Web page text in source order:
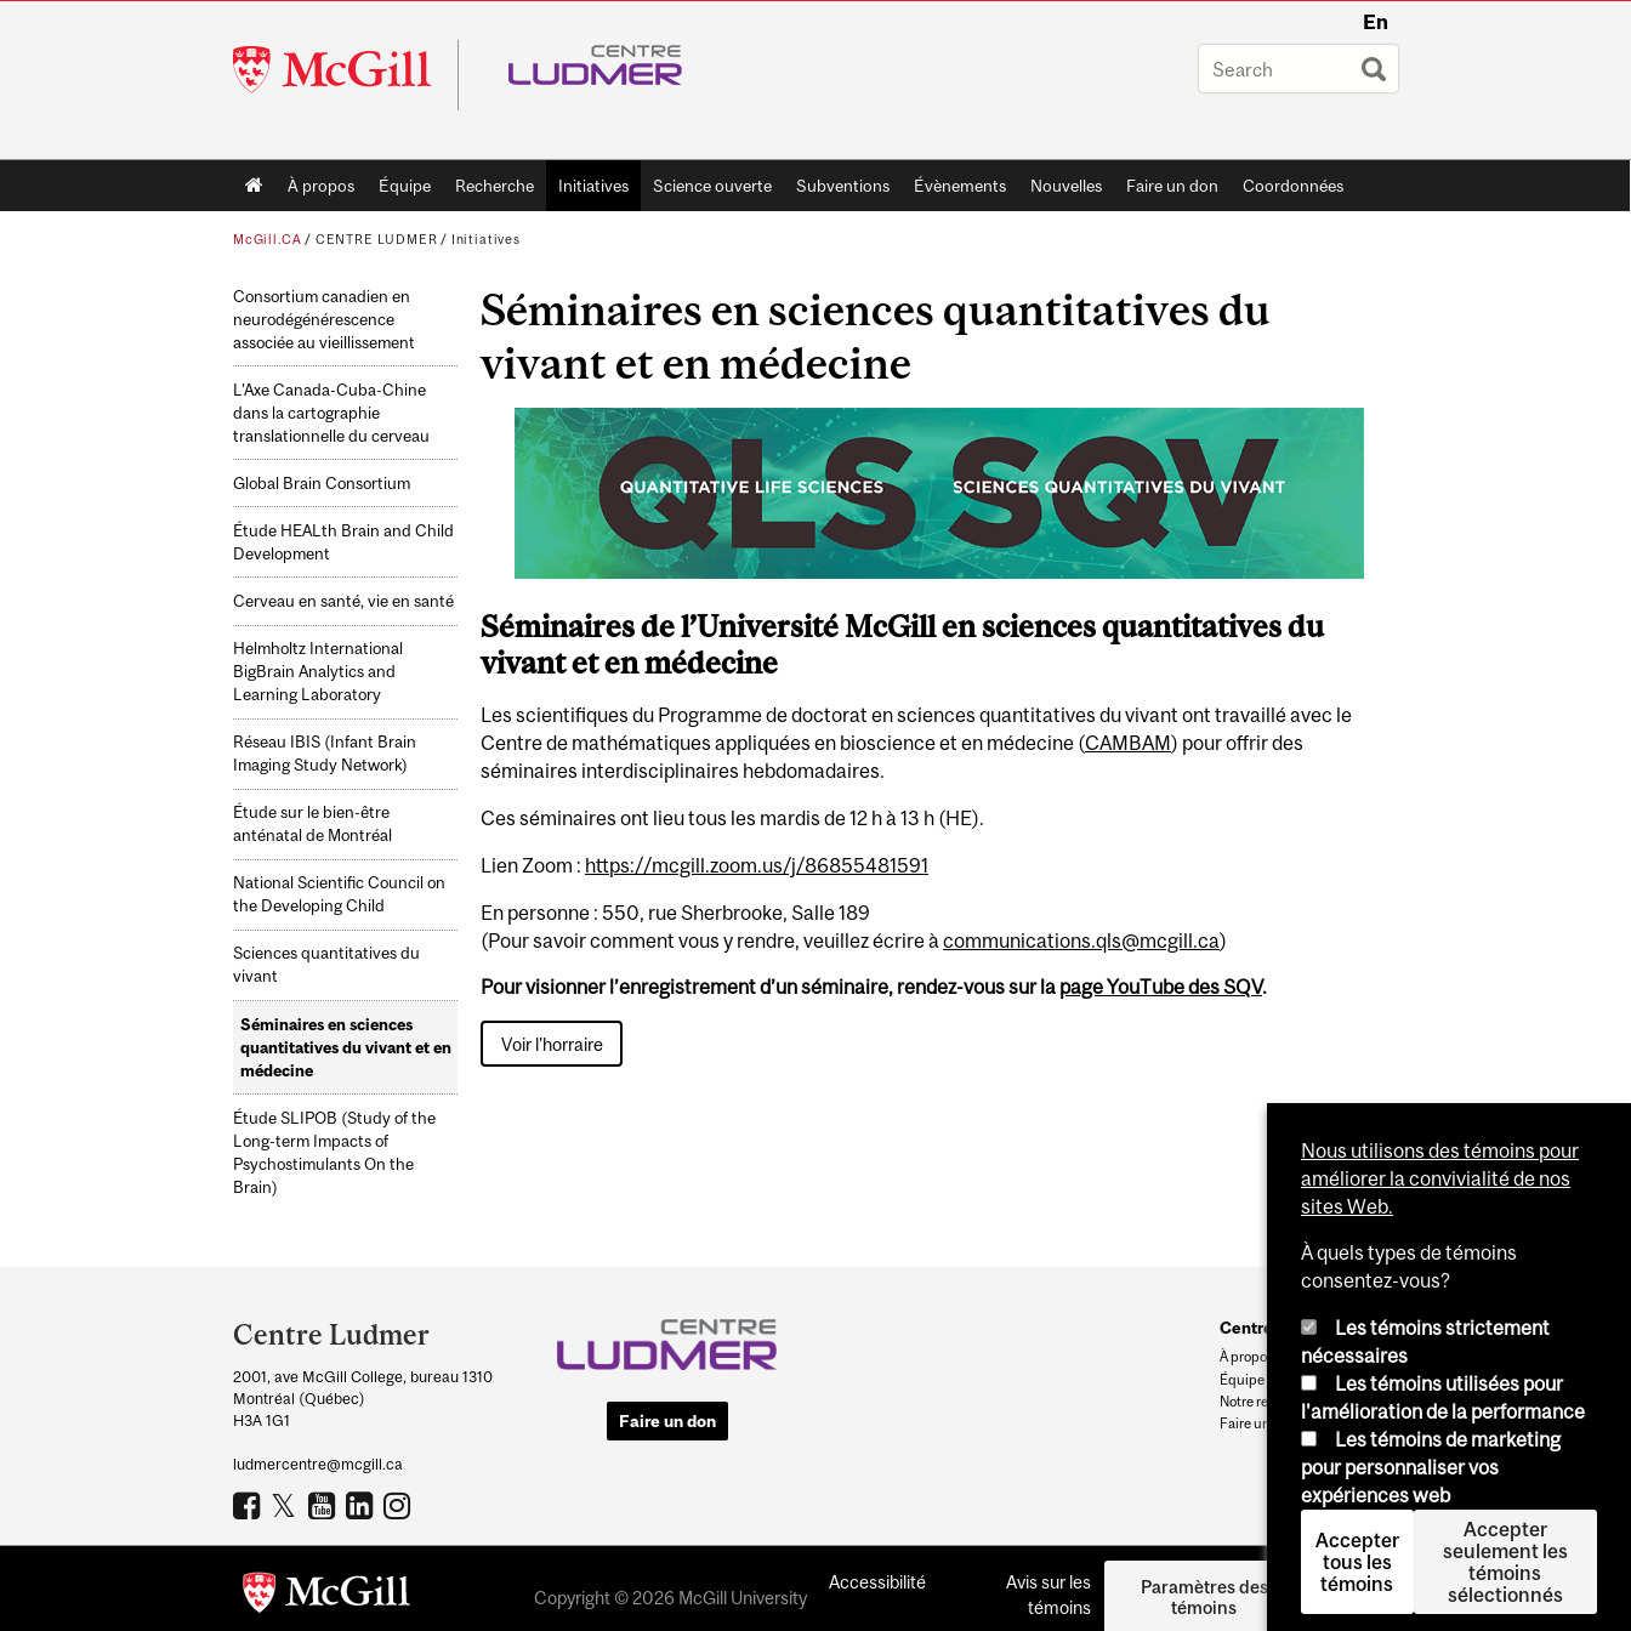
McGill
University
En
Main
navigation
À propos Équipe Recherche Initiatives Science ouverte Subventions Évènements Nouvelles Faire un don Coordonnées
McGill.CA / CENTRE LUDMER / Initiatives
Consortium canadien en
neurodégénérescence
associée au vieillissement
L’Axe Canada-Cuba-Chine
dans la cartographie
translationnelle du cerveau
Global Brain Consortium
Étude HEALth Brain and Child
Development
Cerveau en santé, vie en santé
Helmholtz International
BigBrain Analytics and
Learning Laboratory
Réseau IBIS (Infant Brain
Imaging Study Network)
Étude sur le bien-être
anténatal de Montréal
National Scientific Council on
the Developing Child
Sciences quantitatives du
vivant
Séminaires en sciences
quantitatives du vivant et en
médecine
Étude SLIPOB (Study of the
Long-term Impacts of
Psychostimulants On the
Brain)
Séminaires en sciences quantitatives du
vivant et en médecine
Séminaires de l’Université McGill en sciences quantitatives du
vivant et en médecine
Les scientifiques du Programme de doctorat en sciences quantitatives du vivant ont travaillé avec le
Centre de mathématiques appliquées en bioscience et en médecine (CAMBAM) pour offrir des
séminaires interdisciplinaires hebdomadaires.
Ces séminaires ont lieu tous les mardis de 12 h à 13 h (HE).
Lien Zoom : https://mcgill.zoom.us/j/86855481591
En personne : 550, rue Sherbrooke, Salle 189
(Pour savoir comment vous y rendre, veuillez écrire à communications.qls@mcgill.ca)
Pour visionner l’enregistrement d’un séminaire, rendez-vous sur la page YouTube des SQV.
Voir l'horraire
and
University
Information
Centre Ludmer
2001, ave McGill College, bureau 1310
Montréal (Québec)
H3A 1G1
ludmercentre@mcgill.ca
Faire un don
Centre Ludmer
À propos
Équipe
Notre recherche
Faire un don
Copyright © 2026 McGill University
Accessibilité
Avis sur les
témoins
Paramètres des
témoins
Log in
Nous utilisons des témoins pour
améliorer la convivialité de nos
sites Web.
À quels types de témoins
consentez-vous?
Les témoins strictement
nécessaires
Les témoins utilisées pour
l'amélioration de la performance
Les témoins de marketing
pour personnaliser vos
expériences web
Accepter
tous les
témoins
Accepter
seulement les
témoins
sélectionnés